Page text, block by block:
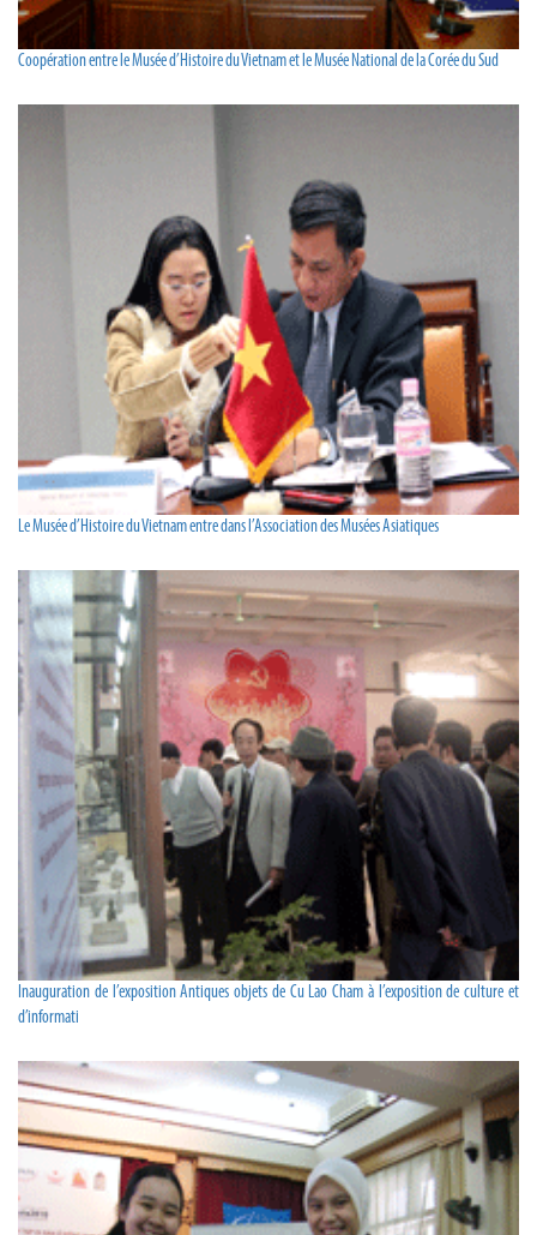
Coopération entre le Musée d’Histoire du Vietnam et le Musée National de la Corée du Sud
Le Musée d’Histoire du Vietnam entre dans l’Association des Musées Asiatiques
Inauguration de l’exposition Antiques objets de Cu Lao Cham à l’exposition de culture et
d’informati